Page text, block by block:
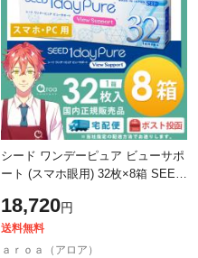
シード ワンデーピュア ビューサポ
ート (スマホ眼用) 32枚×8箱 SEED
18,720円
送料無料
ａｒｏａ（アロア）